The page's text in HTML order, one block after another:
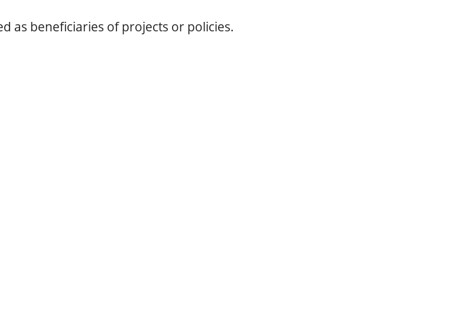
as beneficiaries of projects or policies.